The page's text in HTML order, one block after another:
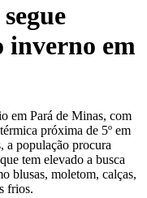
inverno em
em Pará de Minas, com
próxima de 5º em
a população procura
tem elevado a busca
blusas, moletom, calças,
frios.